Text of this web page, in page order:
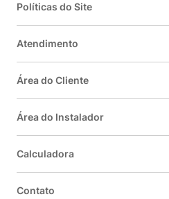
Políticas do Site
Atendimento
Área do Cliente
Área do Instalador
Calculadora
Contato